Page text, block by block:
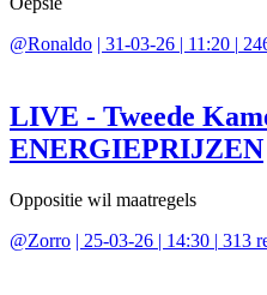
@Ronaldo | 31-03-26 | 11:20 |
LIVE - Tweede
ENERGIEPRIJZEN
Oppositie wil maatregels
@Zorro | 25-03-26 | 14:30 | 313